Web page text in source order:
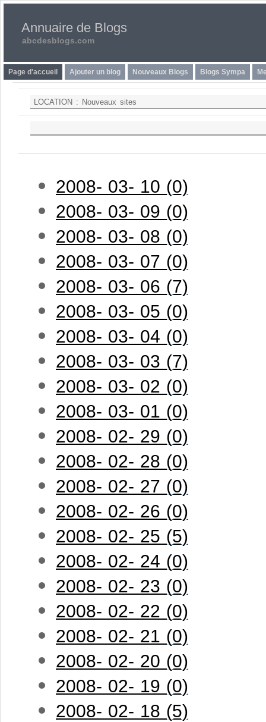
Annuaire de Blogs
abcdesblogs.com
Page d'accueil Ajouter un blog Nouveaux Blogs Blogs Sympa
LOCATION : Nouveaux sites
2008- 03- 10 (0)
2008- 03- 09 (0)
2008- 03- 08 (0)
2008- 03- 07 (0)
2008- 03- 06 (7)
2008- 03- 05 (0)
2008- 03- 04 (0)
2008- 03- 03 (7)
2008- 03- 02 (0)
2008- 03- 01 (0)
2008- 02- 29 (0)
2008- 02- 28 (0)
2008- 02- 27 (0)
2008- 02- 26 (0)
2008- 02- 25 (5)
2008- 02- 24 (0)
2008- 02- 23 (0)
2008- 02- 22 (0)
2008- 02- 21 (0)
2008- 02- 20 (0)
2008- 02- 19 (0)
2008- 02- 18 (5)